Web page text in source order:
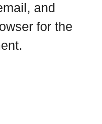
and
for the